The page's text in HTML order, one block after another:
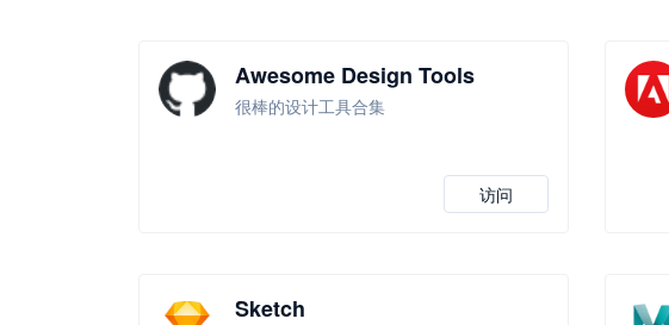
Awesome Design Tools
很棒的设计工具合集
访问
Sketch